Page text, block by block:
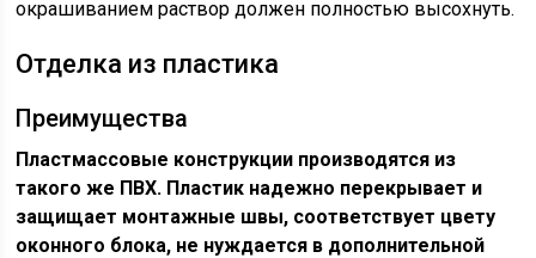
окрашиванием раствор должен полностью высохнуть.
Отделка из пластика
Преимущества
Пластмассовые конструкции производятся из
такого же ПВХ. Пластик надежно перекрывает и
защищает монтажные швы, соответствует цвету
оконного блока, не нуждается в дополнительной